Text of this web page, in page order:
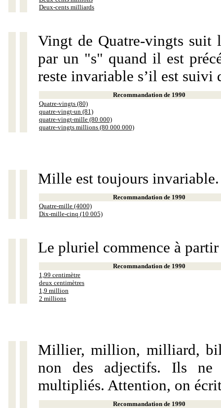
Deux-cents milliards
Vingt de Quatre-vingts suit
par un "s" quand il est
reste invariable s’il est suivi
Recommandation de 1990
Quatre-vingts (80)
quatre-vingt-un (81)
quatre-vingt-mille (80 000)
quatre-vingts millions (80 000 000)
Mille est toujours invariable.
Recommandation de 1990
Quatre-mille (4000)
Dix-mille-cinq (10 005)
Le pluriel commence à
Recommandation de 1990
1,99 centimètre
deux centimètres
1,9 million
2 millions
Millier, million, milliard,
non des adjectifs. Ils ne
multipliés. Attention, on
Recommandation de 1990